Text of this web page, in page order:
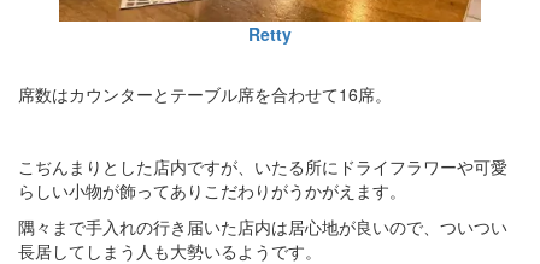
Retty
席数はカウンターとテーブル席を合わせて16席。
こぢんまりとした店内ですが、いたる所にドライフラワーや可愛
らしい小物が飾ってありこだわりがうかがえます。
隅々まで手入れの行き届いた店内は居心地が良いので、ついつい
長居してしまう人も大勢いるようです。